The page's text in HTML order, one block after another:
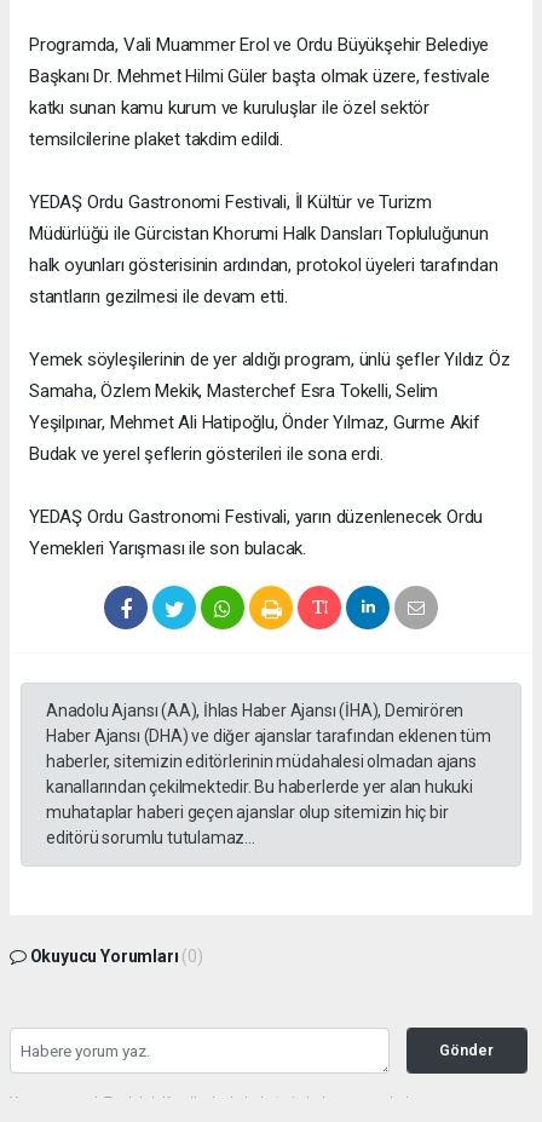
Programda, Vali Muammer Erol ve Ordu Büyükşehir Belediye
Başkanı Dr. Mehmet Hilmi Güler başta olmak üzere, festivale
katkı sunan kamu kurum ve kuruluşlar ile özel sektör
temsilcilerine plaket takdim edildi.
YEDAŞ Ordu Gastronomi Festivali, İl Kültür ve Turizm
Müdürlüğü ile Gürcistan Khorumi Halk Dansları Topluluğunun
halk oyunları gösterisinin ardından, protokol üyeleri tarafından
stantların gezilmesi ile devam etti.
Yemek söyleşilerinin de yer aldığı program, ünlü şefler Yıldız Öz
Samaha, Özlem Mekik, Masterchef Esra Tokelli, Selim
Yeşilpınar, Mehmet Ali Hatipoğlu, Önder Yılmaz, Gurme Akif
Budak ve yerel şeflerin gösterileri ile sona erdi.
YEDAŞ Ordu Gastronomi Festivali, yarın düzenlenecek Ordu
Yemekleri Yarışması ile son bulacak.
Anadolu Ajansı (AA), İhlas Haber Ajansı (İHA), Demirören
Haber Ajansı (DHA) ve diğer ajanslar tarafından eklenen tüm
haberler, sitemizin editörlerinin müdahalesi olmadan ajans
kanallarından çekilmektedir. Bu haberlerde yer alan hukuki
muhataplar haberi geçen ajanslar olup sitemizin hiç bir
editörü sorumlu tutulamaz...
Okuyucu Yorumları (0)
Gönder
Yorum yazarak Topluluk Kuralları’nı kabul etmiş bulunuyor ve haberunye.com